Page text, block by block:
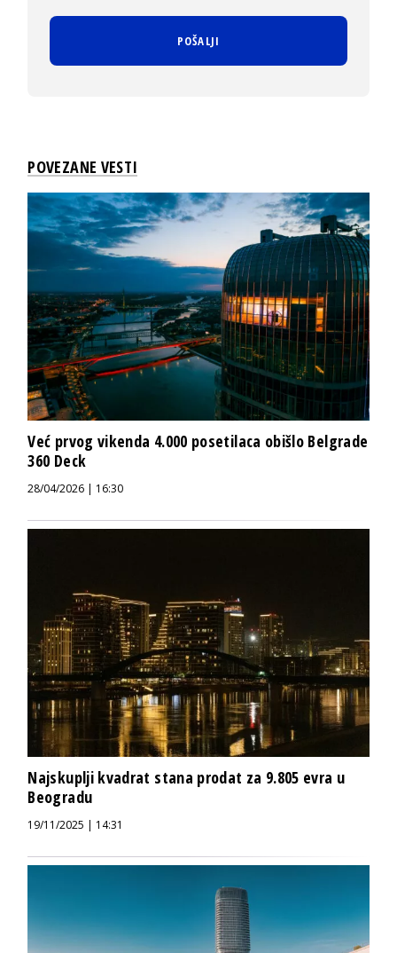
POVEZANE VESTI
Već prvog vikenda 4.000 posetilaca obišlo Belgrade
360 Deck
28/04/2026 | 16:30
Najskuplji kvadrat stana prodat za 9.805 evra u
Beogradu
19/11/2025 | 14:31